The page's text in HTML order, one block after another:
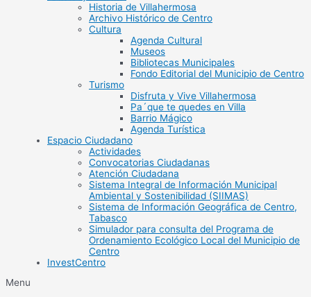
Historia de Villahermosa
Archivo Histórico de Centro
Cultura
Agenda Cultural
Museos
Bibliotecas Municipales
Fondo Editorial del Municipio de Centro
Turismo
Disfruta y Vive Villahermosa
Pa´que te quedes en Villa
Barrio Mágico
Agenda Turística
Espacio Ciudadano
Actividades
Convocatorias Ciudadanas
Atención Ciudadana
Sistema Integral de Información Municipal
Ambiental y Sostenibilidad (SIIMAS)
Sistema de Información Geográfica de Centro,
Tabasco
Simulador para consulta del Programa de
Ordenamiento Ecológico Local del Municipio de
Centro
InvestCentro
Menu